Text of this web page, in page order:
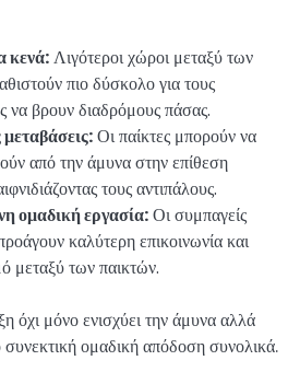
κενά:Λιγότεροι χώροι μεταξύ των
πιο δύσκολο για τους
να βρουν διαδρόμους πάσας.
Οι παίκτες μπορούν να
από την άμυνα στην επίθεση
τους αντιπάλους.
ομαδική εργασία:Οι συμπαγείς
καλύτερη επικοινωνία και
μεταξύ των παικτών.
όχι μόνο ενισχύει την άμυνα αλλά
συνεκτική ομαδική απόδοση συνολικά.